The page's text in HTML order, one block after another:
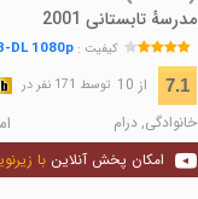
مدرسهٔ تابستانی 2001
کیفیت :DL 1080p
7.1 از 10 توسط 171 نفر در
خانوادگی,درام
امکان پخش آنلاین با